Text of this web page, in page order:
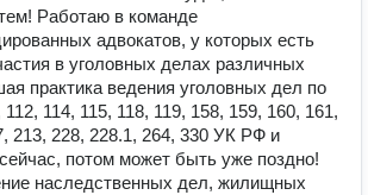
Работаю в команде
адвокатов, у которых есть
в уголовных делах различных
практика ведения уголовных дел по
114, 115, 118, 119, 158, 159, 160, 161,
213, 228, 228.1, 264, 330 УК РФ и
потом может быть уже поздно!
наследственных дел, жилищных